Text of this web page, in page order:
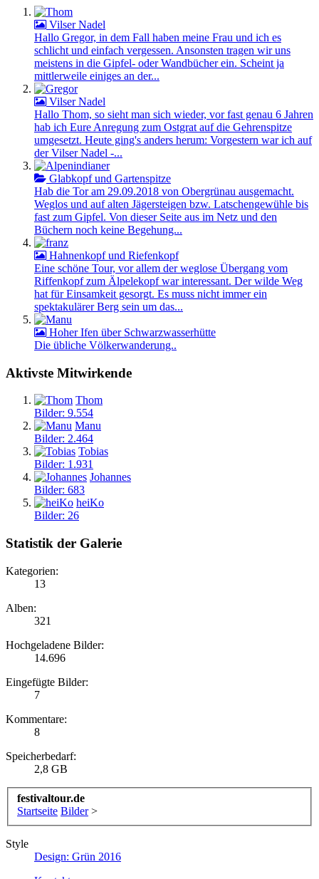
Vilser Nadel
Hallo Gregor, in dem Fall haben meine Frau und ich es
schlicht und einfach vergessen. Ansonsten tragen wir uns
meistens in die Gipfel- oder Wandbücher ein. Scheint ja
mittlerweile einiges an der...
Vilser Nadel
Hallo Thom, so sieht man sich wieder, vor fast genau 6 Jahren
hab ich Eure Anregung zum Ostgrat auf die Gehrenspitze
umgesetzt. Heute ging's anders herum: Vorgestern war ich auf
der Vilser Nadel -...
Glabkopf und Gartenspitze
Hab die Tor am 29.09.2018 von Obergrünau ausgemacht.
Weglos und auf alten Jägersteigen bzw. Latschengewühle bis
fast zum Gipfel. Von dieser Seite aus im Netz und den
Büchern noch keine Begehung...
Hahnenkopf und Riefenkopf
Eine schöne Tour, vor allem der weglose Übergang vom
Riffenkopf zum Älpelekopf war interessant. Der wilde Weg
hat für Einsamkeit gesorgt. Es muss nicht immer ein
spektakulärer Berg sein um das...
Hoher Ifen über Schwarzwasserhütte
Die übliche Völkerwanderung..
Aktivste Mitwirkende
Thom
Bilder: 9.554
Manu
Bilder: 2.464
Tobias
Bilder: 1.931
Johannes
Bilder: 683
heiKo
Bilder: 26
Statistik der Galerie
Kategorien:
13
Alben:
321
Hochgeladene Bilder:
14.696
Eingefügte Bilder:
7
Kommentare:
8
Speicherbedarf:
2,8 GB
festivaltour.de
Startseite Bilder >
Style
Design: Grün 2016